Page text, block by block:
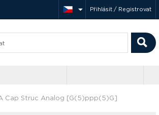
Přihlásit / Registrovat
Cap Struc Analog [G(5)ppp(5)G]